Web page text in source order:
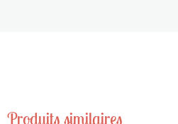
Produits similaires